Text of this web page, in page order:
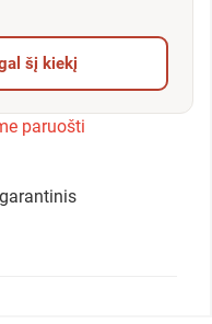
šį kiekį
paruošti